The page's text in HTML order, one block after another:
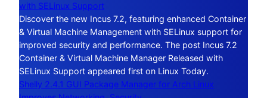
with SELinux Support
Discover the new Incus 7.2, featuring enhanced Container
& Virtual Machine Management with SELinux support for
improved security and performance. The post Incus 7.2
Container & Virtual Machine Manager Released with
SELinux Support appeared first on Linux Today.
Shelly 2.4.1 GUI Package Manager for Arch Linux